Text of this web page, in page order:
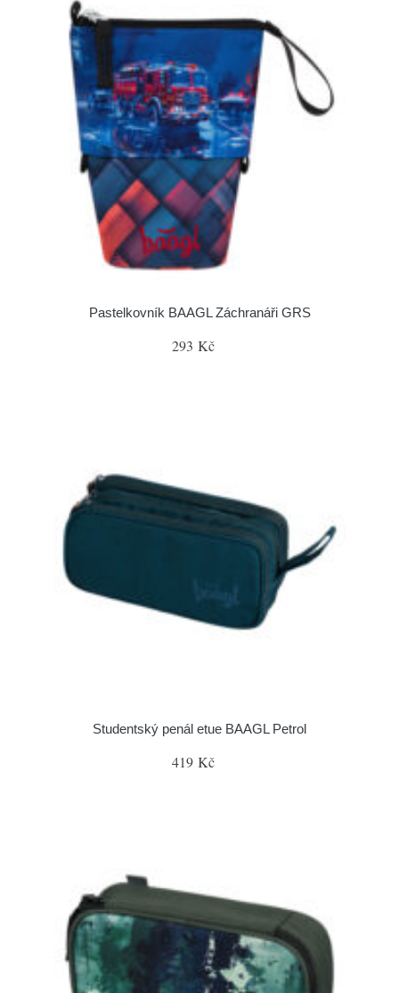
Pastelkovník BAAGL Záchranáři GRS
293 Kč
Studentský penál etue BAAGL Petrol
419 Kč